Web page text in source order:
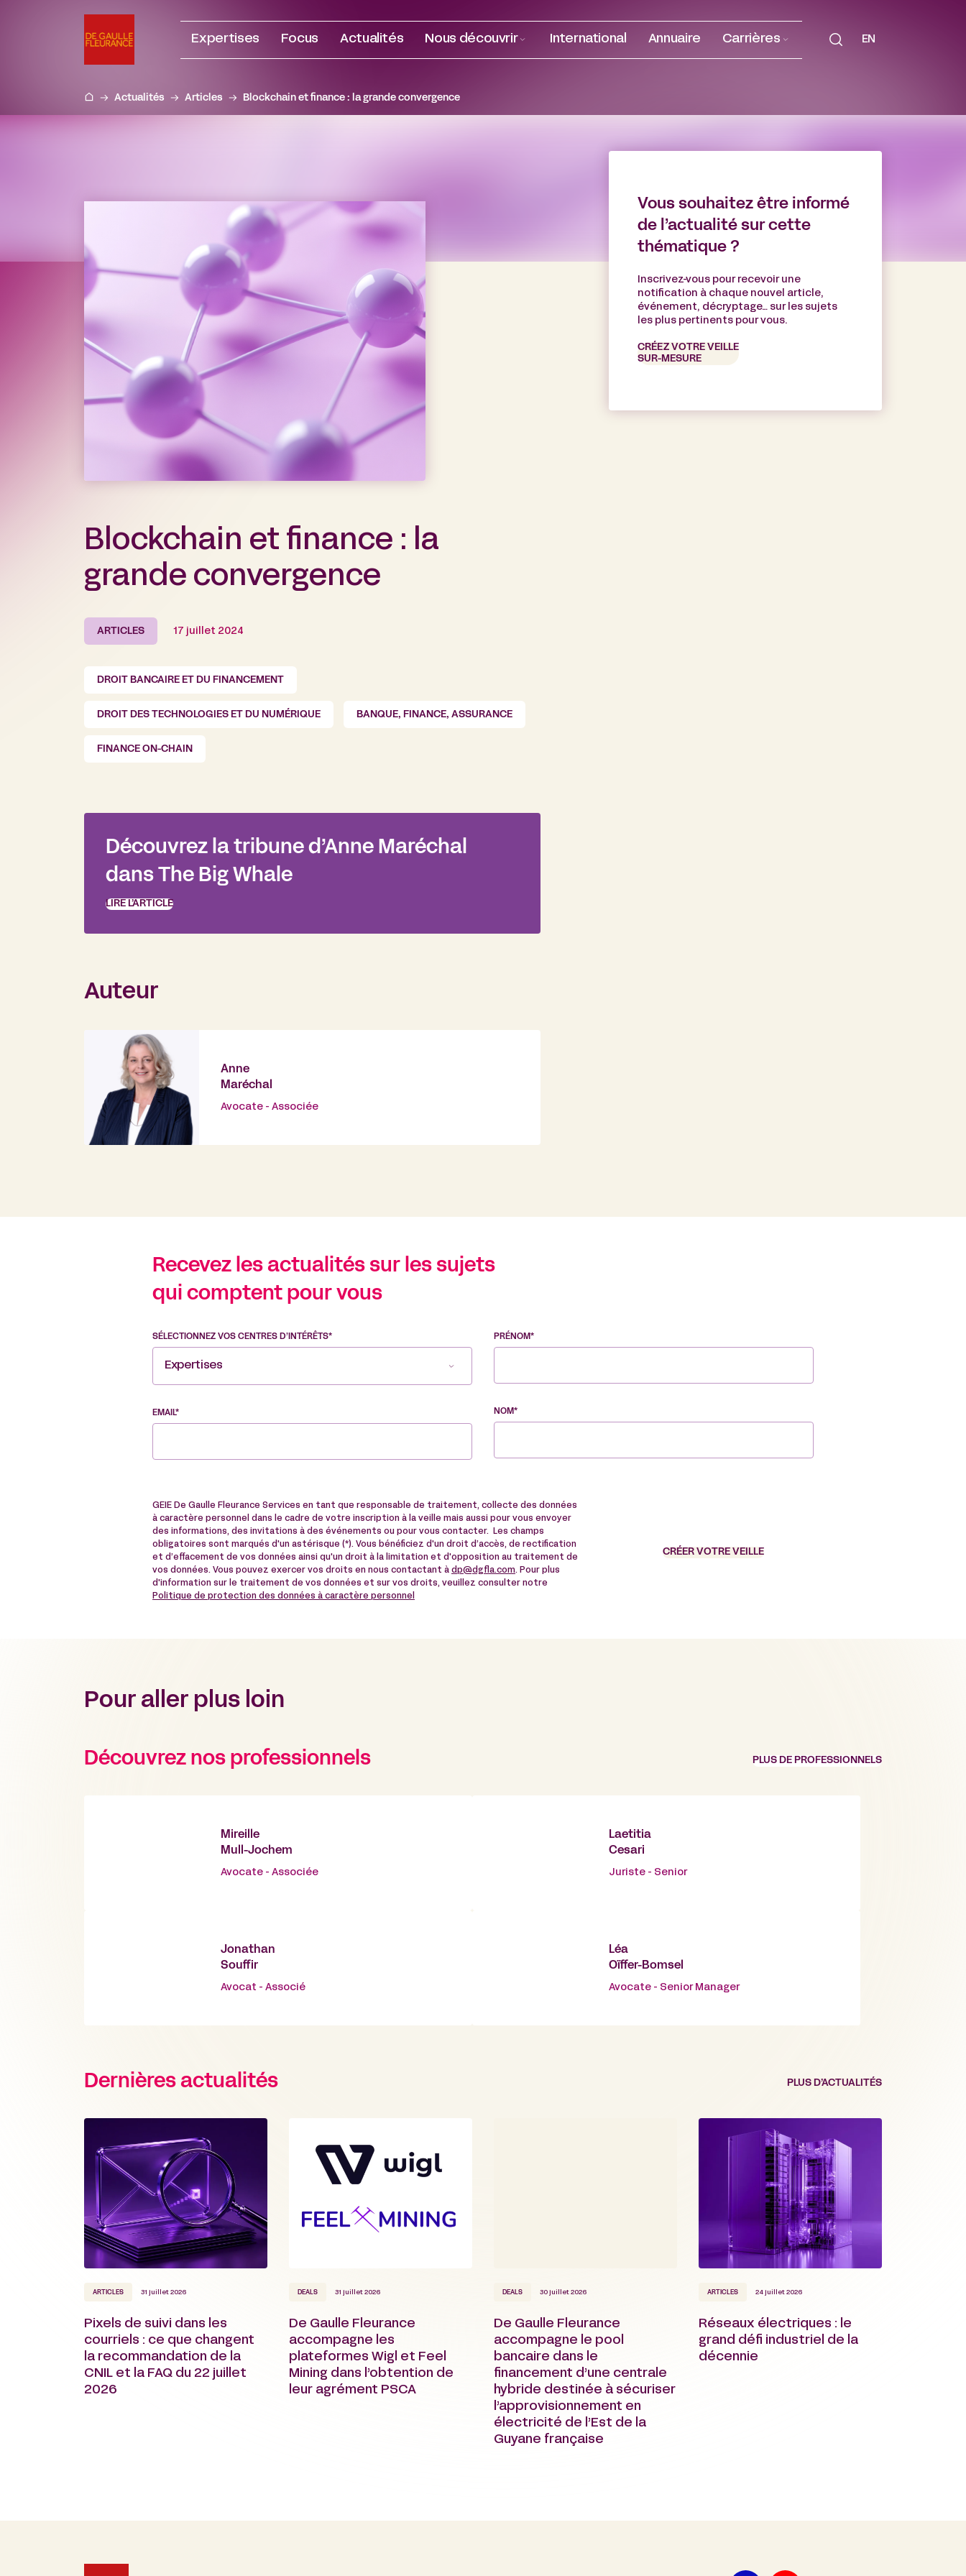
Expertises Focus Actualités Nous découvrir International Annuaire Carrières EN
Actualités Articles Blockchain et finance : la grande convergence
Blockchain et finance : la
grande convergence
ARTICLES 17 juillet 2024
DROIT BANCAIRE ET DU FINANCEMENT
DROIT DES TECHNOLOGIES ET DU NUMÉRIQUE BANQUE, FINANCE, ASSURANCE
FINANCE ON-CHAIN
Découvrez la tribune d’Anne Maréchal
dans The Big Whale
LIRE L’ARTICLE
Auteur
Anne
Maréchal
Avocate - Associée
Vous souhaitez être informé
de l’actualité sur cette
thématique ?
Inscrivez-vous pour recevoir une
notification à chaque nouvel article,
événement, décryptage… sur les sujets
les plus pertinents pour vous.
CRÉEZ VOTRE VEILLE
SUR-MESURE
Recevez les actualités sur les sujets
qui comptent pour vous
SÉLECTIONNEZ VOS CENTRES D’INTÉRÊTS*
Expertises
EMAIL*
PRÉNOM*
NOM*
GEIE De Gaulle Fleurance Services en tant que responsable de traitement, collecte des données
à caractère personnel dans le cadre de votre inscription à la veille mais aussi pour vous envoyer
des informations, des invitations à des événements ou pour vous contacter. Les champs
obligatoires sont marqués d'un astérisque (*). Vous bénéficiez d'un droit d’accès, de rectification
et d’effacement de vos données ainsi qu'un droit à la limitation et d'opposition au traitement de
vos données. Vous pouvez exercer vos droits en nous contactant à dp@dgfla.com. Pour plus
d'information sur le traitement de vos données et sur vos droits, veuillez consulter notre
Politique de protection des données à caractère personnel
CRÉER VOTRE VEILLE
Pour aller plus loin
Découvrez nos professionnels PLUS DE PROFESSIONNELS
Mireille
Mull-Jochem
Avocate - Associée
Laetitia
Cesari
Juriste - Senior
Jonathan
Souffir
Avocat - Associé
Léa
Oïffer-Bomsel
Avocate - Senior Manager
Dernières actualités PLUS D’ACTUALITÉS
ARTICLES 31 juillet 2026
Pixels de suivi dans les
courriels : ce que changent
la recommandation de la
CNIL et la FAQ du 22 juillet
2026
DEALS 31 juillet 2026
De Gaulle Fleurance
accompagne les
plateformes Wigl et Feel
Mining dans l’obtention de
leur agrément PSCA
DEALS 30 juillet 2026
De Gaulle Fleurance
accompagne le pool
bancaire dans le
financement d’une centrale
hybride destinée à sécuriser
l’approvisionnement en
électricité de l’Est de la
Guyane française
ARTICLES 24 juillet 2026
Réseaux électriques : le
grand défi industriel de la
décennie